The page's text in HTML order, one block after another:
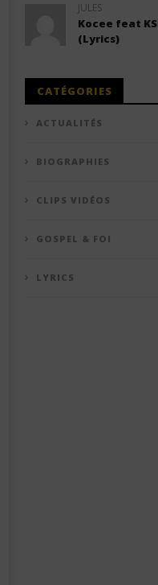
JULES
Kocee feat
(Lyrics)
CATÉGORIES
ACTUALITÉS
BIOGRAPHIES
CLIPS VIDÉOS
GOSPEL & FOI
LYRICS